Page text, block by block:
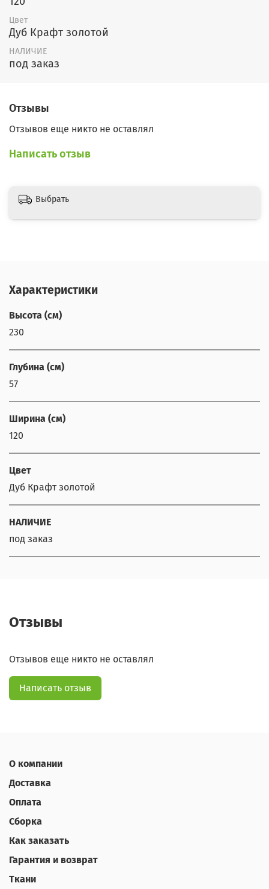
Цвет
Дуб Крафт золотой
НАЛИЧИЕ
под заказ
Отзывы
Отзывов еще никто не оставлял
Написать отзыв
Выбрать
Характеристики
Высота (см)
230
Глубина (см)
57
Ширина (см)
120
Цвет
Дуб Крафт золотой
НАЛИЧИЕ
под заказ
Отзывы
Отзывов еще никто не оставлял
Написать отзыв
О компании
Доставка
Оплата
Сборка
Как заказать
Гарантия и возврат
Ткани